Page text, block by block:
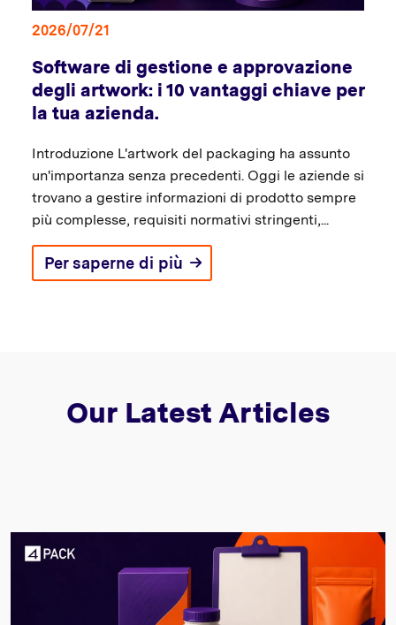
2026/07/21
Software di gestione e approvazione
degli artwork: i 10 vantaggi chiave per
la tua azienda.
Introduzione L'artwork del packaging ha assunto
un'importanza senza precedenti. Oggi le aziende si
trovano a gestire informazioni di prodotto sempre
più complesse, requisiti normativi stringenti,...
Per saperne di più
Our Latest Articles